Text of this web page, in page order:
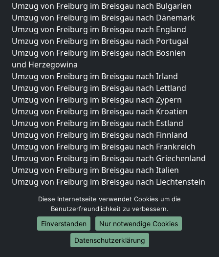
Umzug von Freiburg im Breisgau nach Bulgarien
Umzug von Freiburg im Breisgau nach Dänemark
Umzug von Freiburg im Breisgau nach England
Umzug von Freiburg im Breisgau nach Portugal
Umzug von Freiburg im Breisgau nach Bosnien
und Herzegowina
Umzug von Freiburg im Breisgau nach Irland
Umzug von Freiburg im Breisgau nach Lettland
Umzug von Freiburg im Breisgau nach Zypern
Umzug von Freiburg im Breisgau nach Kroatien
Umzug von Freiburg im Breisgau nach Estland
Umzug von Freiburg im Breisgau nach Finnland
Umzug von Freiburg im Breisgau nach Frankreich
Umzug von Freiburg im Breisgau nach Griechenland
Umzug von Freiburg im Breisgau nach Italien
Umzug von Freiburg im Breisgau nach Liechtenstein
Umzug von Freiburg im Breisgau nach Niederlande
Umzug von Freiburg im Breisgau nach Norwegen
Umzüge-Deutschlandweit
Diese Internetseite verwendet Cookies um die
Benutzerfreundlichkeit zu verbessern.
Einverstanden
Nur notwendige Cookies
Datenschutzerklärung